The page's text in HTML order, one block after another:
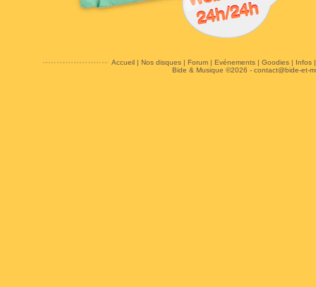
Accueil| Nos disques| Forum| Evénements| Goodies| Infos
Bide & Musique ©2026 - contact@bide-et-